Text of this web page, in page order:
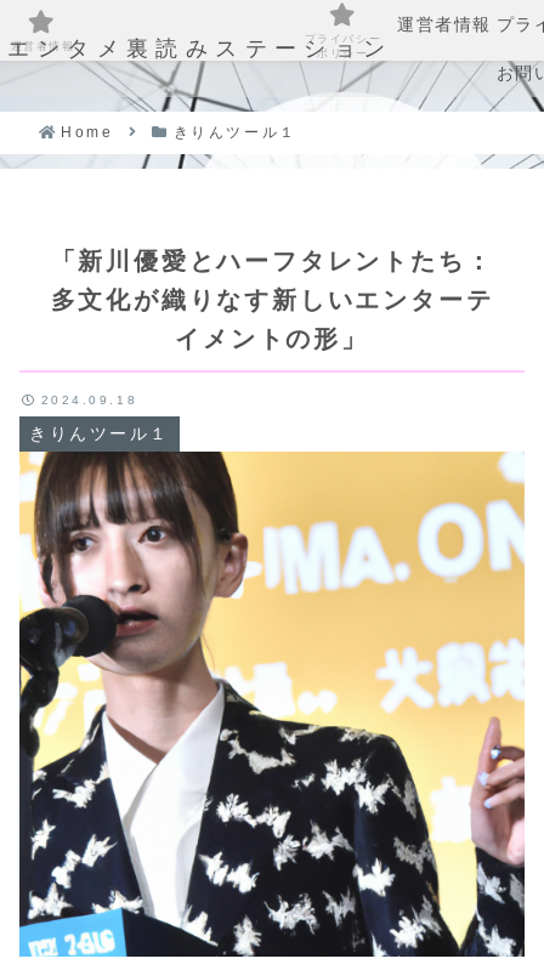
エンタメ裏読みステーション
運営者情報 プラ
お問
Home きりんツール１
「新川優愛とハーフタレントたち：
多文化が織りなす新しいエンターテ
イメントの形」
きりんツール１
2024.09.18
運営者情報
プライバシー
ポリシー